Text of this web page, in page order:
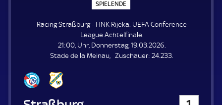
SPIELENDE
P
E
L
E
N
E
Racing Straßburg - HNK Rijeka. UEFA Conference
League Achtelfinale.
21:00, Uhr, Donnerstag, 19.03.2026.
Stade de la Meinau
Zuschauer: Z
24.233.